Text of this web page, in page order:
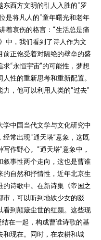
东西方文明的引人入胜的“罗
是将凡人的“童年曙光和老年
着哀伤的格言：“生活总是痛
中，我们看到了诗人作为文
正饱受着对隔绝的壁垒的盛
“永恒宇宙”的可能性，梦想
性的重新思考和重新配置。
，他可以利用人类的“过去”
中国当代文学与文化研究中
常出现“通天塔”意象，这既
作野心。“通天塔”意象中，
叙事性两个走向，这也是曹谁
自然和抒情性，近年北京生
诗歌中。在新诗集《帝国之
，可以听到地铁少女的啜
到颠簸尘世的红颜。这些现
在一起，构成曹谁诗歌的基
和现在。同时，在农耕和城